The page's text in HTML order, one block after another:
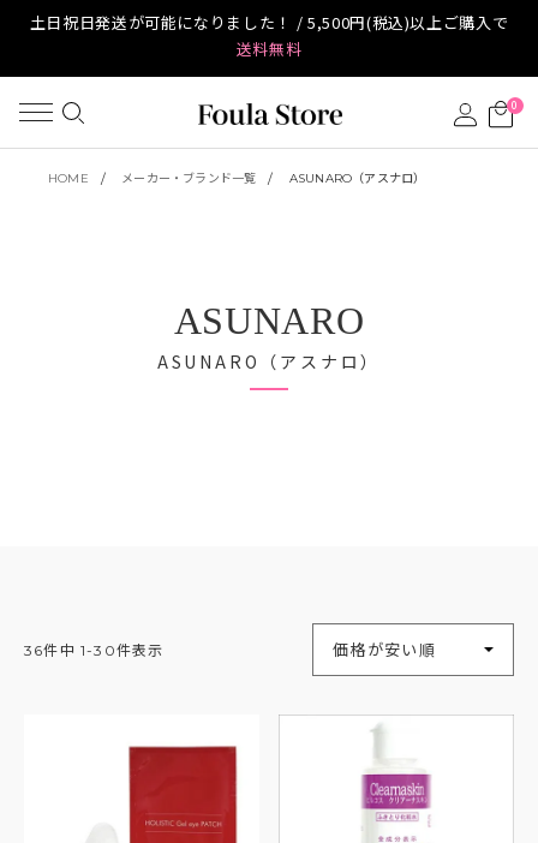
土日祝日発送が可能になりました！ / 5,500円(税込)以上ご購入で
送料無料
0
HOME メーカー・ブランド一覧 ASUNARO（アスナロ）
ASUNARO
ASUNARO（アスナロ）
並び替え
価格が安い順
36件中 1-30件表示